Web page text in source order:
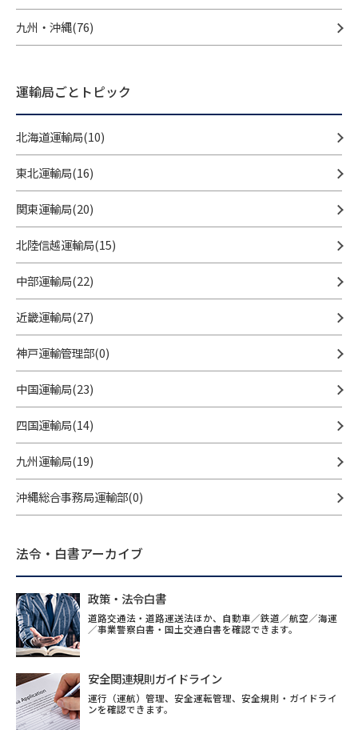
九州・沖縄(76)
運輸局ごとトピック
北海道運輸局(10)
東北運輸局(16)
関東運輸局(20)
北陸信越運輸局(15)
中部運輸局(22)
近畿運輸局(27)
神戸運輸管理部(0)
中国運輸局(23)
四国運輸局(14)
九州運輸局(19)
沖縄総合事務局運輸部(0)
法令・白書アーカイブ
政策・法令白書
道路交通法・道路運送法ほか、自動車／鉄道／航空／海運
／事業警察白書・国土交通白書を確認できます。
安全関連規則ガイドライン
運行（運航）管理、安全運転管理、安全規則・ガイドライ
ンを確認できます。